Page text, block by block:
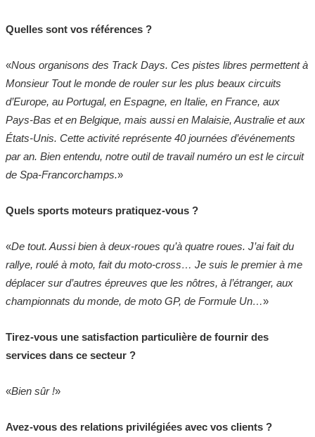
Quelles sont vos références ?
«Nous organisons des Track Days. Ces pistes libres permettent à
Monsieur Tout le monde de rouler sur les plus beaux circuits
d’Europe, au Portugal, en Espagne, en Italie, en France, aux
Pays-Bas et en Belgique, mais aussi en Malaisie, Australie et aux
États-Unis. Cette activité représente 40 journées d’événements
par an. Bien entendu, notre outil de travail numéro un est le circuit
de Spa-Francorchamps.»
Quels sports moteurs pratiquez-vous ?
«De tout. Aussi bien à deux-roues qu’à quatre roues. J’ai fait du
rallye, roulé à moto, fait du moto-cross… Je suis le premier à me
déplacer sur d’autres épreuves que les nôtres, à l’étranger, aux
championnats du monde, de moto GP, de Formule Un…»
Tirez-vous une satisfaction particulière de fournir des
services dans ce secteur ?
«Bien sûr !»
Avez-vous des relations privilégiées avec vos clients ?